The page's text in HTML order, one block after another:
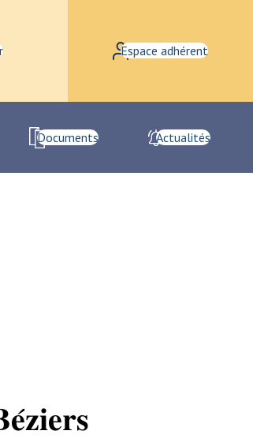
Espace adhérent
Documents Actualités